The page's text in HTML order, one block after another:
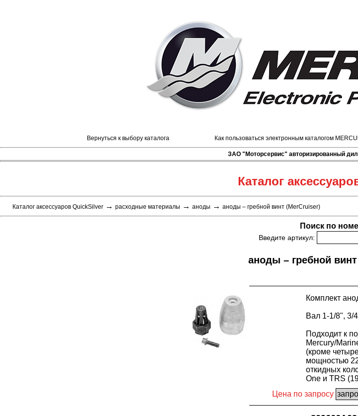
Вернуться к выбору каталога Как пользоваться электронным каталогом
ЗАО "Моторсервис" авторизированный
Каталог
Каталог аксессуаров QuickSilver → расходные материалы → аноды → аноды – гребной винт (MerCruiser)
Поиск по
Введите артикул:
аноды – гребной
Комплект
Вал 1-1/8", 3/
Подходит к
Mercury/
(кроме
мощностью
откидных
One и TRS
Цена по запросу